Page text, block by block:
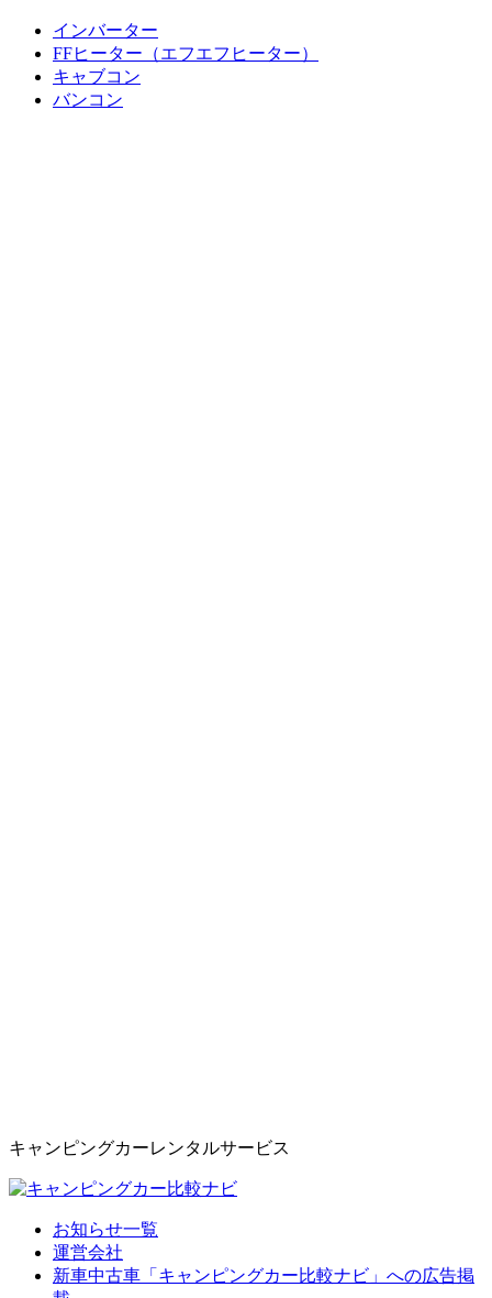
インバーター
FFヒーター（エフエフヒーター）
キャブコン
バンコン
キャンピングカーレンタルサービス
お知らせ一覧
運営会社
新車中古車「キャンピングカー比較ナビ」への広告掲